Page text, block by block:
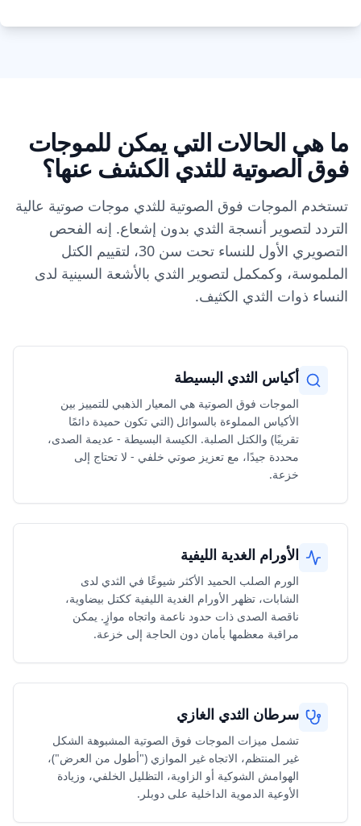
ما هي الحالات التي يمكن للموجات
فوق الصوتية للثدي الكشف عنها؟
تستخدم الموجات فوق الصوتية للثدي موجات صوتية عالية
التردد لتصوير أنسجة الثدي بدون إشعاع. إنه الفحص
التصويري الأول للنساء تحت سن 30، لتقييم الكتل
الملموسة، وكمكمل لتصوير الثدي بالأشعة السينية لدى
النساء ذوات الثدي الكثيف.
أكياس الثدي البسيطة
الموجات فوق الصوتية هي المعيار الذهبي للتمييز بين
الأكياس المملوءة بالسوائل (التي تكون حميدة دائمًا
تقريبًا) والكتل الصلبة. الكيسة البسيطة - عديمة الصدى،
محددة جيدًا، مع تعزيز صوتي خلفي - لا تحتاج إلى
خزعة.
الأورام الغدية الليفية
الورم الصلب الحميد الأكثر شيوعًا في الثدي لدى
الشابات، تظهر الأورام الغدية الليفية ككتل بيضاوية،
ناقصة الصدى ذات حدود ناعمة واتجاه موازٍ. يمكن
مراقبة معظمها بأمان دون الحاجة إلى خزعة.
سرطان الثدي الغازي
تشمل ميزات الموجات فوق الصوتية المشبوهة الشكل
غير المنتظم، الاتجاه غير الموازي ("أطول من العرض")،
الهوامش الشوكية أو الزاوية، التظليل الخلفي، وزيادة
الأوعية الدموية الداخلية على دوبلر.